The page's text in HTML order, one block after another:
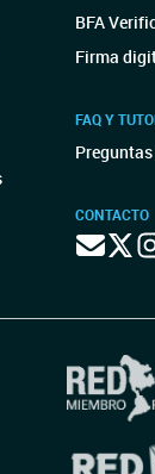
BFA
Firma
FAQ Y
CONTACTO